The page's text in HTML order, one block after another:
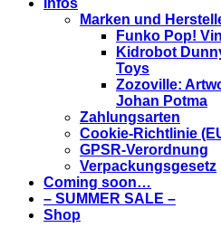
Infos
Marken und
Funko Pop!
Kidrobot
Toys
Zozoville:
Johan Potma
Zahlungsarten
Cookie-Richtlinie
GPSR-Verordnung
Verpackungsgesetz
Coming soon…
– SUMMER SALE –
Shop